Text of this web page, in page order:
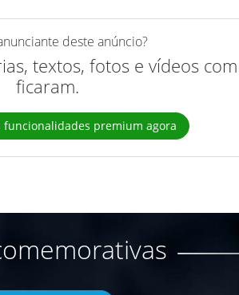
deste anúncio?
textos, fotos e vídeos
ficaram.
funcionalidades premium agora